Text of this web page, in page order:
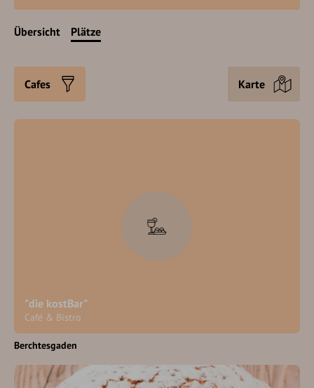
Übersicht Plätze
Cafes Karte
"die kostBar"
Café & Bistro
Berchtesgaden